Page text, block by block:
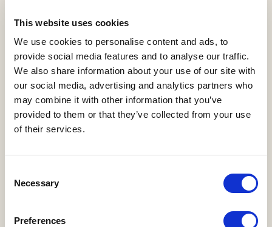
This website uses cookies
We use cookies to personalise content and ads, to
provide social media features and to analyse our traffic.
We also share information about your use of our site with
our social media, advertising and analytics partners who
may combine it with other information that you’ve
provided to them or that they’ve collected from your use
of their services.
Selection
Necessary
Preferences
Fra DKK 2.811,00 pr. uge